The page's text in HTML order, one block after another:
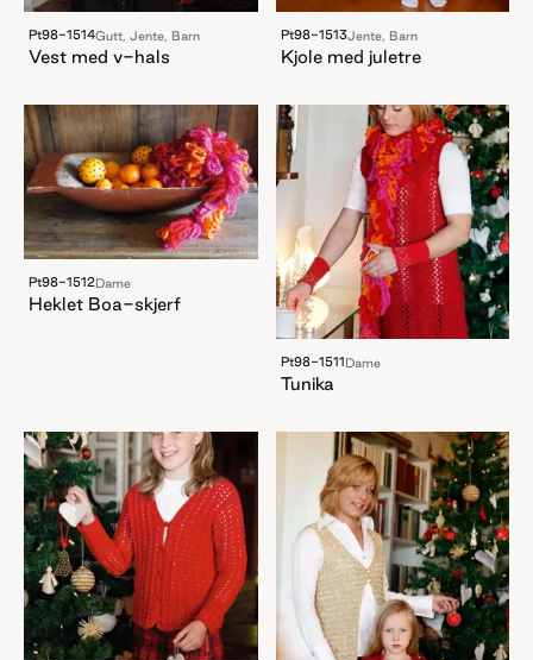
Pt98-1514Gutt, Jente, Barn
Vest med v-hals
Pt98-1513Jente, Barn
Kjole med juletre
Pt98-1512Dame
Heklet Boa-skjerf
Pt98-1511Dame
Tunika